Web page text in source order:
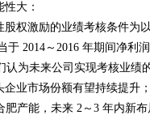
大：
激励的业绩考核条件为以
于 2014～2016 年期间净利
认为未来公司实现考核业
业市场份额有望持续提升
肥产能，未来 2～3 年内新